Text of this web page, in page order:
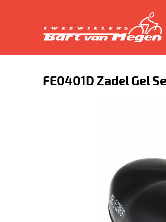
FE0401D Zadel Gel